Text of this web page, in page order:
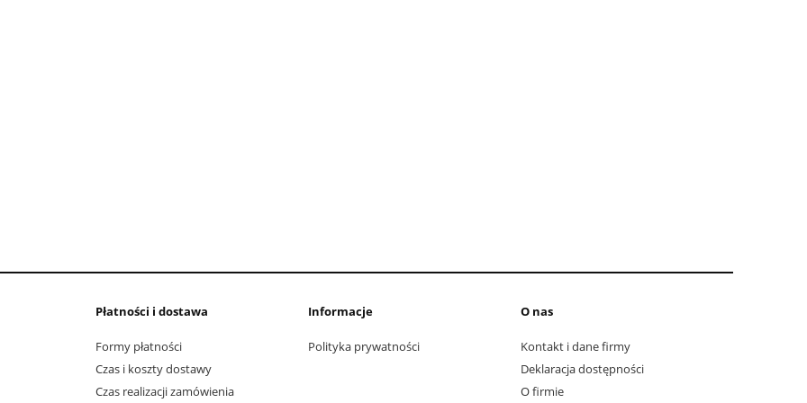
Płatności i dostawa
Formy płatności
Czas i koszty dostawy
Czas realizacji zamówienia
Informacje
Polityka prywatności
O nas
Kontakt i dane firmy
Deklaracja dostępności
O firmie